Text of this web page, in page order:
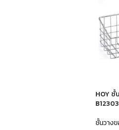
HOY ชั้
B12303
ชั้นวาง